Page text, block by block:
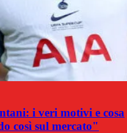
i veri motivi e cosa
così sul mercato"